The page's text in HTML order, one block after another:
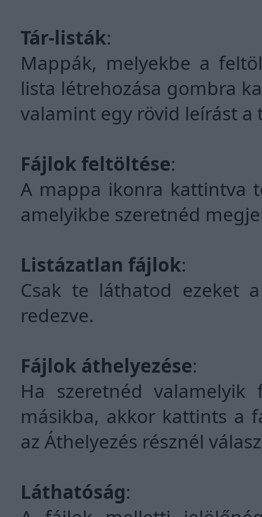
Tár-listák:
Mappák, melyekbe a
lista létrehozása gombra
valamint egy rövid leírást
Fájlok feltöltése:
A mappa ikonra kattintva
amelyikbe szeretnéd
Listázatlan fájlok:
Csak te láthatod ezeket
redezve.
Fájlok áthelyezése:
Ha szeretnéd
másikba, akkor kattints a
az Áthelyezés résznél
Láthatóság: